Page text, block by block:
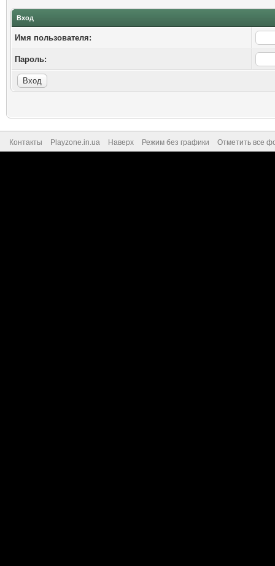
Вход
Имя пользователя:
Пароль:
Контакты Playzone.in.ua Наверх Режим без графики Отметить все